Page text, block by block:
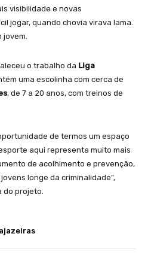
visibilidade e novas
jogar, quando chovia virava lama.
o trabalho da Liga
uma escolinha com cerca de
, de 7 a 20 anos, com treinos de
de termos um espaço
aqui representa muito mais
de acolhimento e prevenção,
longe da criminalidade”,
do projeto.